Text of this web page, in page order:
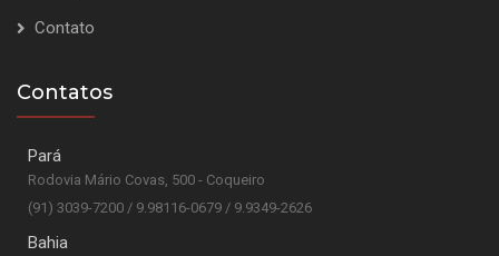
Contato
Contatos
Pará
Rodovia Mário Covas, 500 - Coqueiro
(91) 3039-7200 / 9.98116-0679 / 9.9349-2626
Bahia